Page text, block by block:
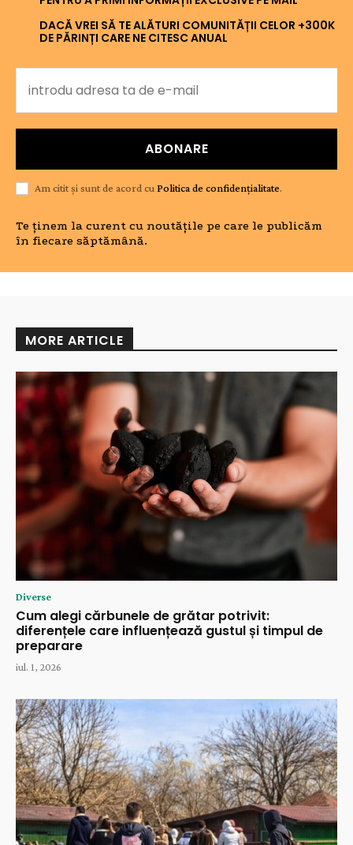
DACĂ VREI SĂ TE ALĂTURI COMUNITĂȚII CELOR +300K
DE PĂRINȚI CARE NE CITESC ANUAL
ABONARE
Am citit și sunt de acord cuPolitica de confidențialitate.
Te ținem la curent cu noutățile pe care le publicăm
în fiecare săptămână.
MORE ARTICLE
Diverse
Cum alegi cărbunele de grătar potrivit:
diferențele care influențează gustul și timpul de
preparare
iul. 1, 2026